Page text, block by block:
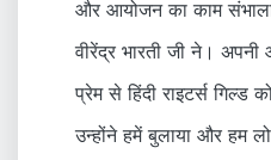
और आयोजन का काम संभाला
वीरेंद्र भारती जी ने।
प्रेम से हिंदी राइटर्स गिल्ड
उन्होंने हमें बुलाया और हम